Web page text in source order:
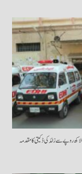
کراچی: سہراب گوٹھ ایدھی سینٹر میں ملازمین کی تنخواہوں کی مد میں 65 لاکھ روپے سے زائد کی ڈکیتی کا مقدمہ